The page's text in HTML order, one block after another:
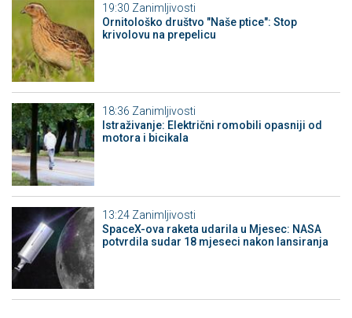
19:30 Zanimljivosti
Ornitološko društvo "Naše ptice": Stop
krivolovu na prepelicu
18:36 Zanimljivosti
Istraživanje: Električni romobili opasniji od
motora i bicikala
13:24 Zanimljivosti
SpaceX-ova raketa udarila u Mjesec: NASA
potvrdila sudar 18 mjeseci nakon lansiranja